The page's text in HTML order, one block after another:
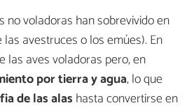
no voladoras han sobrevivido en
avestruces o los emúes). En
las aves voladoras pero, en
por tierra y agua, lo que
de las alas hasta convertirse en